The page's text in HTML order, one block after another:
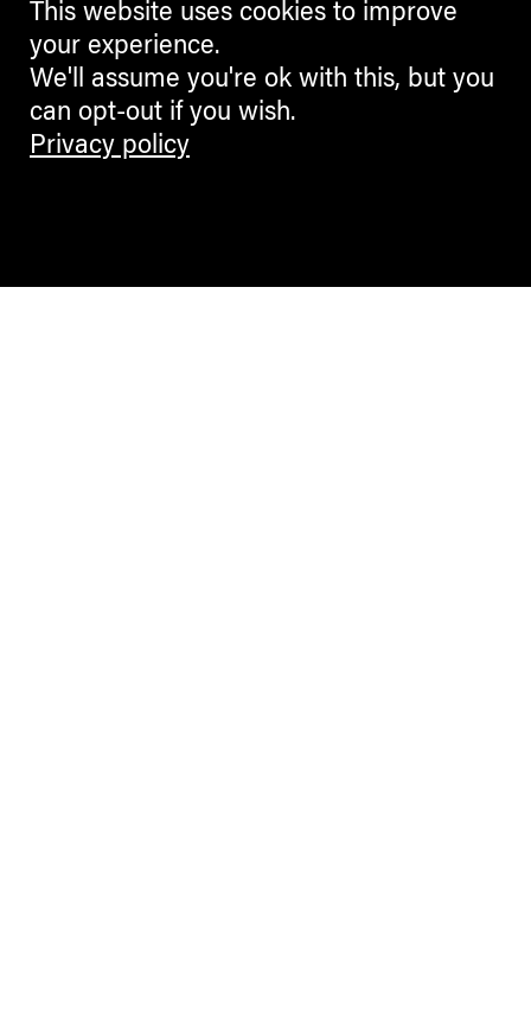
This website uses cookies to improve
your experience.
We'll assume you're ok with this, but you
can opt-out if you wish.
Privacy policy